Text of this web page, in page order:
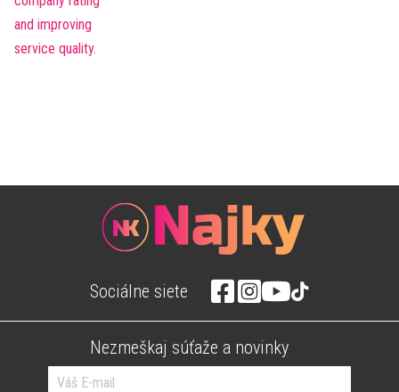
Sociálne siete
Nezmeškaj súťaže a novinky